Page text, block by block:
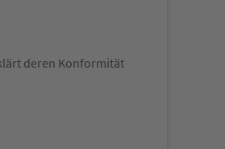
deren Konformität